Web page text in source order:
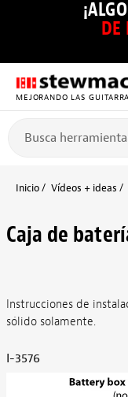
DE
MEJORANDO LAS
Inicio Vídeos + ideas
Caja de
Instrucciones de
sólido solamente.
I-3576